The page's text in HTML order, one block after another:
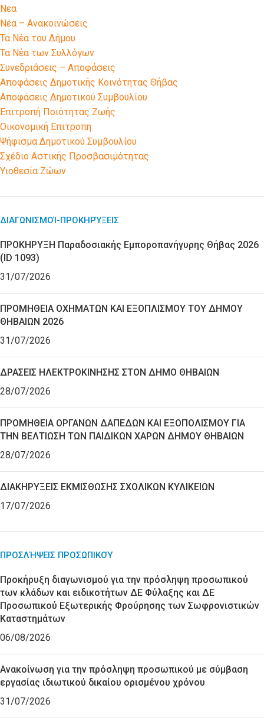
Νεα
Νέα – Ανακοινώσεις
Τα Νέα του Δήμου
Τα Νέα των Συλλόγων
Συνεδριάσεις – Αποφάσεις
Αποφάσεις Δημοτικής Κοινότητας Θήβας
Αποφάσεις Δημοτικού Συμβουλίου
Επιτροπή Ποιότητας Ζωής
Οικονομική Επιτροπη
Ψήφισμα Δημοτικού Συμβουλίου
Σχέδιο Αστικής Προσβασιμότητας
Υιοθεσία Ζώων
ΔΙΑΓΩΝΙΣΜΟΊ-ΠΡΟΚΗΡΎΞΕΙΣ
ΠΡΟΚΗΡΥΞΗ Παραδοσιακής Εμποροπανήγυρης Θήβας 2026
(ID 1093)
31/07/2026
ΠΡΟΜΗΘΕΙΑ ΟΧΗΜΑΤΩΝ ΚΑΙ ΕΞΟΠΛΙΣΜΟΥ ΤΟΥ ΔΗΜΟΥ
ΘΗΒΑΙΩΝ 2026
31/07/2026
ΔΡΑΣΕΙΣ ΗΛΕΚΤΡΟΚΙΝΗΣΗΣ ΣΤΟΝ ΔΗΜΟ ΘΗΒΑΙΩΝ
28/07/2026
ΠΡΟΜΗΘΕΙΑ ΟΡΓΑΝΩΝ ΔΑΠΕΔΩΝ ΚΑΙ ΕΞΟΠΟΛΙΣΜΟΥ ΓΙΑ
ΤΗΝ ΒΕΛΤΙΩΣΗ ΤΩΝ ΠΑΙΔΙΚΩΝ ΧΑΡΩΝ ΔΗΜΟΥ ΘΗΒΑΙΩΝ
28/07/2026
ΔΙΑΚΗΡΥΞΕΙΣ ΕΚΜΙΣΘΩΣΗΣ ΣΧΟΛΙΚΩΝ ΚΥΛΙΚΕΙΩΝ
17/07/2026
ΠΡΟΣΛΉΨΕΙΣ ΠΡΟΣΩΠΙΚΟΎ
Προκήρυξη διαγωνισμού για την πρόσληψη προσωπικού
των κλάδων και ειδικοτήτων ΔΕ Φύλαξης και ΔΕ
Προσωπικού Εξωτερικής Φρούρησης των Σωφρονιστικών
Καταστημάτων
06/08/2026
Ανακοίνωση για την πρόσληψη προσωπικού με σύμβαση
εργασίας ιδιωτικού δικαίου ορισμένου χρόνου
31/07/2026